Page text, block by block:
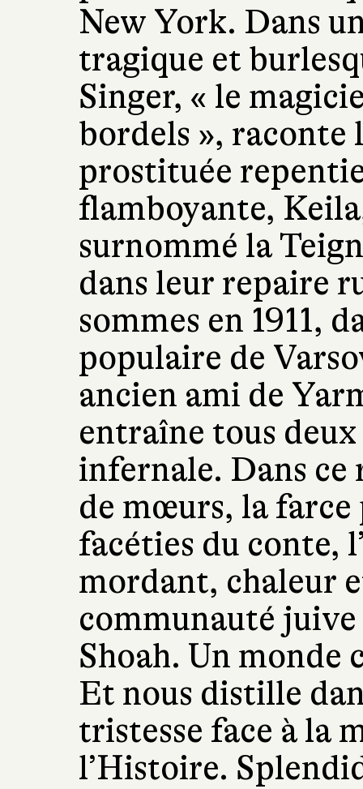
New York. Dans
tragique et
Singer, « le
bordels », raconte
prostituée
flamboyante,
surnommé la
dans leur repaire
sommes en 1911,
populaire de
ancien ami de
entraîne tous
infernale. Dans ce
de mœurs, la farce
facéties du conte,
mordant, chaleur
communauté juive
Shoah. Un monde
Et nous distille
tristesse face à la
l’Histoire.